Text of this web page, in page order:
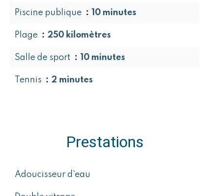
Piscine publique 10 minutes
Plage 250 kilomètres
Salle de sport 10 minutes
Tennis 2 minutes
Prestations
Adoucisseur d'eau